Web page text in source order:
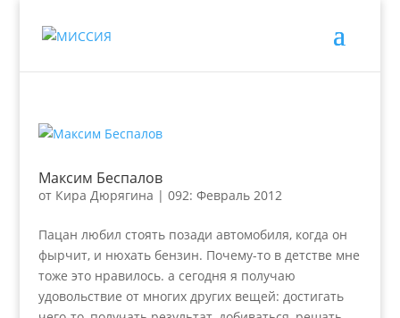
Максим Беспалов
от Кира Дюрягина | 092: Февраль 2012
Пацан любил стоять позади автомобиля, когда он
фырчит, и нюхать бензин. Почему-то в детстве мне
тоже это нравилось. а сегодня я получаю
удовольствие от многих других вещей: достигать